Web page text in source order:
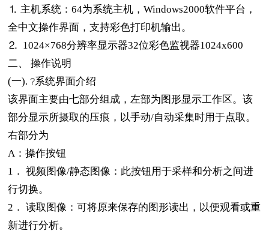
⒈ 主机系统：64为系统主机，Windows2000软件平台，
全中文操作界面，支持彩色打印机输出。
⒉ 1024×768分辨率显示器32位彩色监视器1024x600
二、
操作说明
(一).?系统界面介绍
该界面主要由七部分组成，左部为图形显示工作区。该
部分显示所摄取的压痕，以手动/自动采集时用于点取。
右部分为
A ：操作按钮
1．
视频图像/静态图像：此按钮用于采样和分析之间进
行切换。
2．
读取图像：可将原来保存的图形读出，以便观看或重
新进行分析。